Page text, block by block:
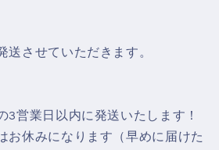
送させていただきます。
3営業日以内に発送いたします！
お休みになります（早めに届けた